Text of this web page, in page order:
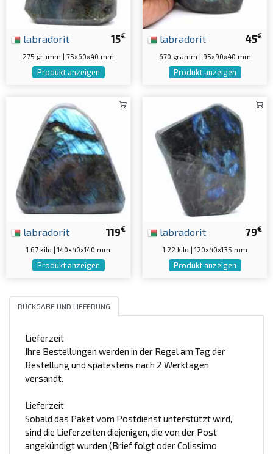
15€
labradorit
275 gramm | 75x60x40 mm
Produkt anzeigen
45€
labradorit
670 gramm | 95x90x40 mm
Produkt anzeigen
119€
labradorit
1.67 kilo | 140x40x140 mm
Produkt anzeigen
79€
labradorit
1.22 kilo | 120x40x135 mm
Produkt anzeigen
RÜCKGABE UND LIEFERUNG
Lieferzeit
Ihre Bestellungen werden in der Regel am Tag der
Bestellung und spätestens nach 2 Werktagen
versandt.
Lieferzeit
Sobald das Paket vom Postdienst unterstützt wird,
sind die Lieferzeiten diejenigen, die von der Post
angekündigt wurden (Brief folgt oder Colissimo